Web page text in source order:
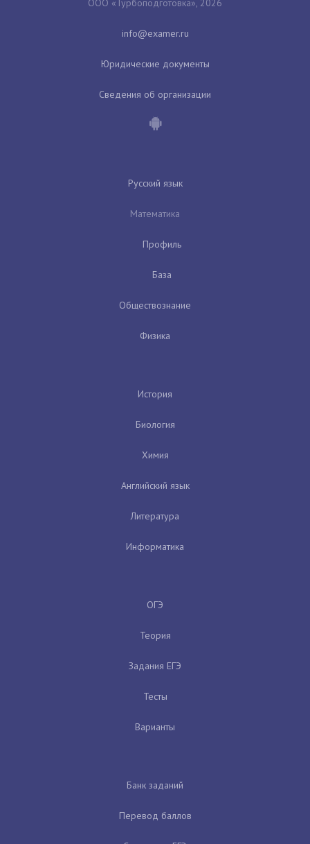
ООО «Турбоподготовка», 2026
Юридические документы
Сведения об организации
Русский язык
Математика
Профиль
База
Обществознание
Физика
История
Биология
Химия
Английский язык
Литература
Информатика
ОГЭ
Теория
Задания ЕГЭ
Тесты
Варианты
Банк заданий
Перевод баллов